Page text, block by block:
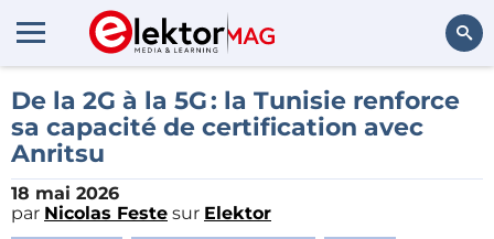
Rechercher
De la 2G à la 5G : la Tunisie renforce
sa capacité de certification avec
Anritsu
18 mai 2026
par Nicolas Feste sur Elektor